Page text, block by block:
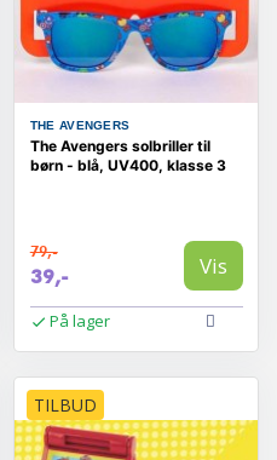
THE AVENGERS
The Avengers solbriller til
børn - blå, UV400, klasse 3
79,-
39,- Vis
På lager
TILBUD